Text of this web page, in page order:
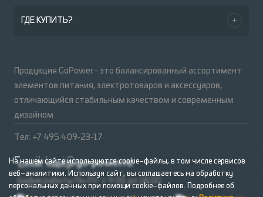
ГДЕ КУПИТЬ?
Продукция GoPower - это балансированный ассортимент
элементов питания, электротоваров и аксессуаров,
отличающийся стабильным качеством и современным
дизайном
Тел: +7 495 409-23-17
Email:kupi@go-power.ru
График работы Пн-Пт: с 9:00 до 18:00
На нашем сайте используются cookie–файлы, в том числе сервисов
веб–аналитики. Используя сайт, вы соглашаетесь на обработку
персональных данных при помощи cookie–файлов. Подробнее об